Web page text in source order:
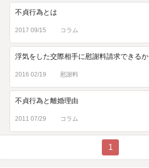
不貞行為とは
2017 09/15 コラム
浮気をした交際相手に慰謝料請求できるか
2016 02/19 慰謝料
不貞行為と離婚理由
2011 07/29 コラム
1